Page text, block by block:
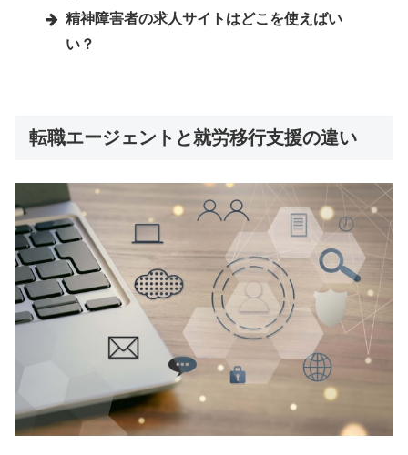
精神障害者の求人サイトはどこを使えばい
い？
転職エージェントと就労移行支援の違い